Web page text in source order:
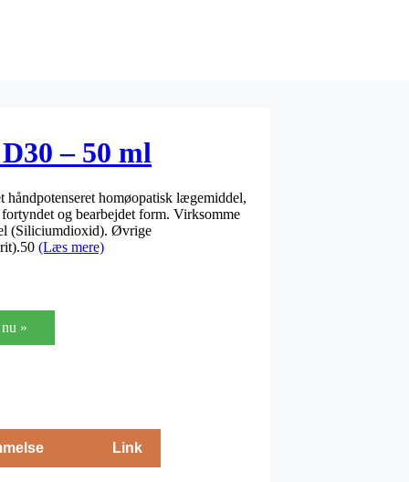
– 50 ml
homøopatisk lægemiddel,
og bearbejdet form. Virksomme
(Siliciumdioxid). Øvrige
(Læs mere)
»
Link